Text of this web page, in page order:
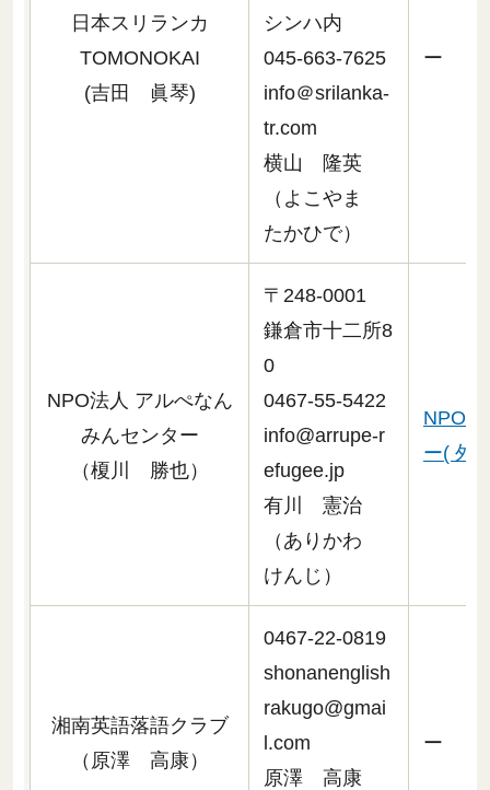
日本スリランカ
TOMONOKAI
(吉田 眞琴)
シンハ内
045-663-7625
info＠srilanka-
tr.com
横山 隆英
（よこやま
たかひで）
ー
NPO法人 アルぺなん
みんセンター
（榎川 勝也）
〒248-0001
鎌倉市十二所8
0
0467-55-5422
info@arrupe-r
efugee.jp
有川 憲治
（ありかわ
けんじ）
NPO
ー( 外
湘南英語落語クラブ
（原澤 高康）
0467-22-0819
shonanenglish
rakugo@gmai
l.com
原澤 高康
ー